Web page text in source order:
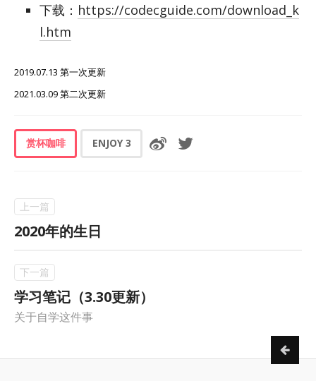
下载： https://codecguide.com/download_k
l.htm
2019.07.13 第一次更新
2021.03.09 第二次更新
赏杯咖啡 ENJOY3
2020年的生日
学习笔记（3.30更新）
关于自学这件事